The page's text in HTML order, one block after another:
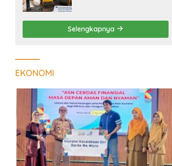
Demi Keselamatan
Pengguna Jalan
Selengkapnya
EKONOMI